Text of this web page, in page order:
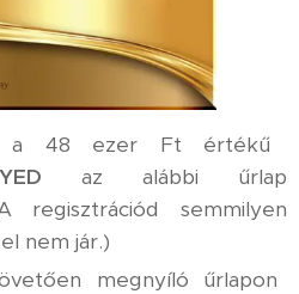
a 48 ezer Ft értékű
az alábbi űrlap
regisztrációd semmilyen
nem jár.)
megnyíló űrlapon